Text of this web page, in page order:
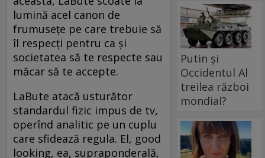
lumină acel canon de
frumuseţe pe care trebuie să
îl respecţi pentru ca şi
societatea să te respecte sau
măcar să te accepte.
LaBute atacă usturător
standardul fizic impus de tv,
operînd analitic pe un cuplu
care sfidează regula. El, good
looking, ea, supraponderală,
Putin și
Occidentul Al
treilea război
mondial?